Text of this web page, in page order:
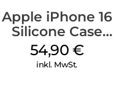
Apple iPhone 16
Silicone Case
MagSafe Lake
Green
54,90 €
inkl. MwSt.